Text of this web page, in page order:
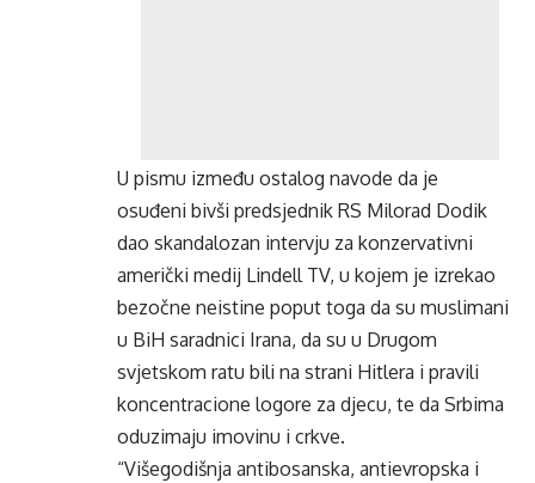
U pismu između ostalog navode da je
osuđeni bivši predsjednik RS Milorad Dodik
dao skandalozan intervju za konzervativni
američki medij Lindell TV, u kojem je izrekao
bezočne neistine poput toga da su muslimani
u BiH saradnici Irana, da su u Drugom
svjetskom ratu bili na strani Hitlera i pravili
koncentracione logore za djecu, te da Srbima
oduzimaju imovinu i crkve.
“Višegodišnja antibosanska, antievropska i